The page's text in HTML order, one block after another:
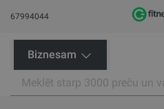
67994044
Biznesam